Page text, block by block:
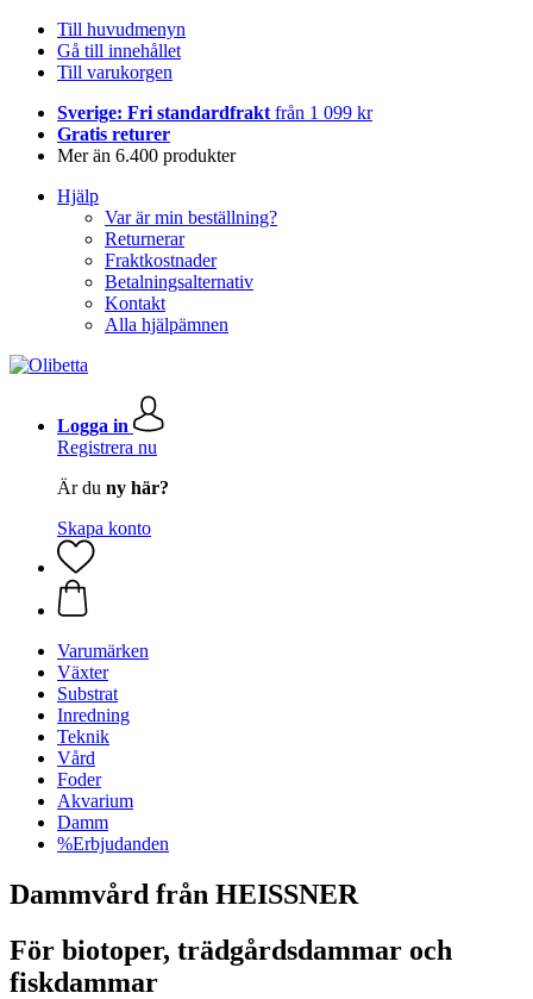
Till huvudmenyn
Gå till innehållet
Till varukorgen
Sverige: Fri standardfrakt från 1 099 kr
Gratis returer
Mer än 6.400 produkter
Hjälp
Var är min beställning?
Returnerar
Fraktkostnader
Betalningsalternativ
Kontakt
Alla hjälpämnen
Logga in
Registrera nu
Är du ny här?
Skapa konto
Varumärken
Växter
Substrat
Inredning
Teknik
Vård
Foder
Akvarium
Damm
%Erbjudanden
Dammvård från HEISSNER
För biotoper, trädgårdsdammar och
fiskdammar